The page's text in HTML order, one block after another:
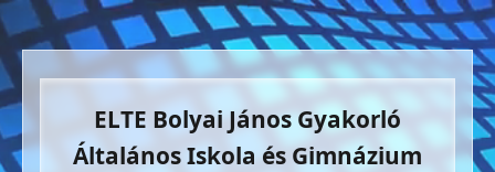
ELTE Bolyai János Gyakorló
Általános Iskola és Gimnázium